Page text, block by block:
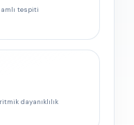
tespiti
dayanıklılık